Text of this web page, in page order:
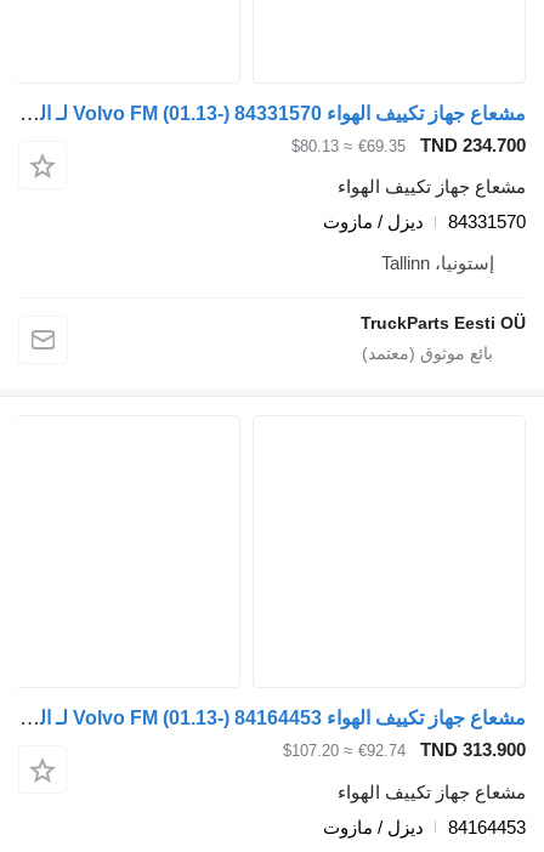
مشعاع جهاز تكييف الهواء Volvo FM (01.13-) 84331570 لـ السيارات القاطرة Volvo FH, FM, FMX-4 series (2013-)
TND
€69.35
≈ $80.13
تكييف الهواء
ديزل / مازوت
TruckParts
مشعاع جهاز تكييف الهواء Volvo FM (01.13-) 84164453 لـ السيارات القاطرة Volvo FH, FM, FMX-4 series (2013-)
TND
€92.74
≈ $107.20
تكييف الهواء
ديزل / مازوت